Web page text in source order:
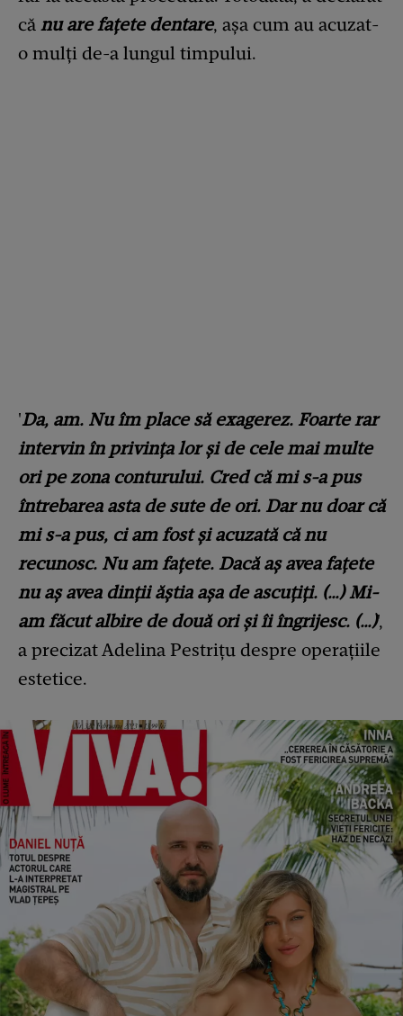
că nu are fațete dentare, așa cum au acuzat-
o mulți de-a lungul timpului.
'Da, am. Nu îm place să exagerez. Foarte rar
intervin în privința lor și de cele mai multe
ori pe zona conturului. Cred că mi s-a pus
întrebarea asta de sute de ori. Dar nu doar că
mi s-a pus, ci am fost și acuzată că nu
recunosc. Nu am fațete. Dacă aș avea fațete
nu aș avea dinții ăștia așa de ascuțiți. (…) Mi-
am făcut albire de două ori și îi îngrijesc. (…)',
a precizat Adelina Pestrițu despre operațiile
estetice.